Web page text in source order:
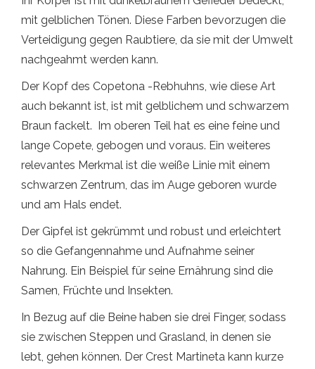
mit gelblichen Tönen. Diese Farben bevorzugen die
Verteidigung gegen Raubtiere, da sie mit der Umwelt
nachgeahmt werden kann.
Der Kopf des Copetona -Rebhuhns, wie diese Art
auch bekannt ist, ist mit gelblichem und schwarzem
Braun fackelt. Im oberen Teil hat es eine feine und
lange Copete, gebogen und voraus. Ein weiteres
relevantes Merkmal ist die weiße Linie mit einem
schwarzen Zentrum, das im Auge geboren wurde
und am Hals endet.
Der Gipfel ist gekrümmt und robust und erleichtert
so die Gefangennahme und Aufnahme seiner
Nahrung. Ein Beispiel für seine Ernährung sind die
Samen, Früchte und Insekten.
In Bezug auf die Beine haben sie drei Finger, sodass
sie zwischen Steppen und Grasland, in denen sie
lebt, gehen können. Der Crest Martineta kann kurze